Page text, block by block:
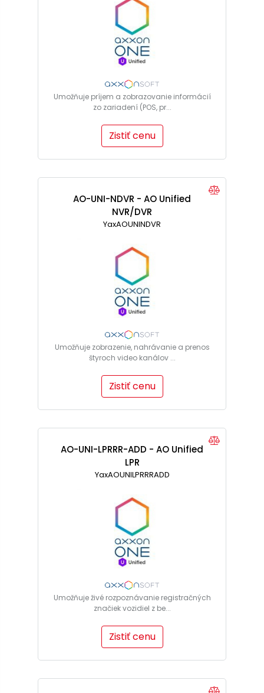
Umožňuje príjem a zobrazovanie informácií
zo zariadení (POS, pr...
Zistiť cenu
AO-UNI-NDVR - AO Unified
NVR/DVR
YaxAOUNINDVR
Umožňuje zobrazenie, nahrávanie a prenos
štyroch video kanálov ...
Zistiť cenu
AO-UNI-LPRRR-ADD - AO Unified
LPR
YaxAOUNILPRRRADD
Umožňuje živé rozpoznávanie registračných
značiek vozidiel z be...
Zistiť cenu